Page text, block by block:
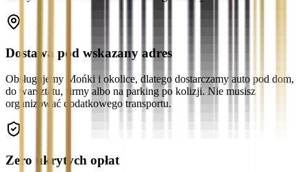
Dostawa pod wskazany adres
Obsługujemy Mońki i okolice, dlatego dostarczamy auto pod dom,
do warsztatu, firmy albo na parking po kolizji. Nie musisz
organizować dodatkowego transportu.
Zero ukrytych opłat